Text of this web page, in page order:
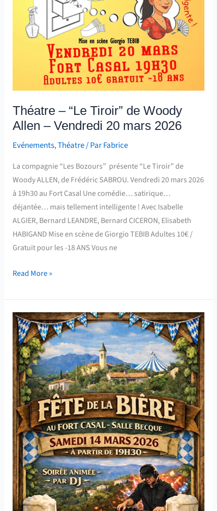
Théatre – “Le Tiroir” de Woody
Allen – Vendredi 20 mars 2026
Evénements,Théatre/ ParFabrice
La compagnie “Les Bozours” présente “Le Tiroir” de
Woody ALLEN, de Frédéric SABROU. Vendredi 20 mars 2026
à 19h30 au Fort Casal Une comédie… satirique…
déjantée… mais tellement intelligente ! Avec Isabelle
ALGIER, Bernard LEANDRE, Bernard CICERON, Elisabeth
HABIGAND Mise en scène de Giorgio TEBIB Adultes 10€ /
Gratuit pour les -18 ANS Vous ne
Read More »
Fête
de
la
Bière
–
Samedi
14
mars
2026